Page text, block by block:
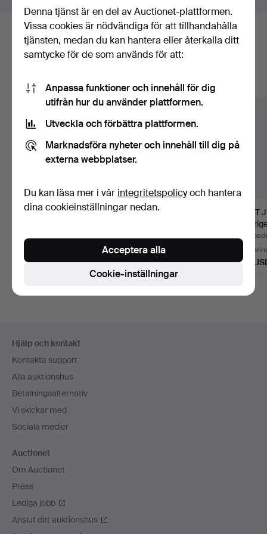
Här är föremål från vårt arkiv som
matchar din sökning
Visa alla föremål
MARIA BOCZEWSKA
Blomsterstill…
116 USD
FÅGELBAD, alabaster,
31 bud
359 USD
KURT
"Fran…
159
Hjälp och kontakt
Kontakta support
Alla auktionshus
Betalningsalternativ
Vi skickar med
Sociala medier
Auctionet
Om Auctionet
Press
Lediga jobb
Anslut ditt auktionshus
Denna tjänst är en del av Auctionet-plattformen.
Vissa cookies är nödvändiga för att tillhandahålla
tjänsten, medan du kan hantera eller återkalla ditt
samtycke för de som används för att:
Anpassa funktioner och innehåll för dig
utifrån hur du använder plattformen.
Utveckla och förbättra plattformen.
Marknadsföra nyheter och innehåll till dig på
externa webbplatser.
Du kan läsa mer i vår integritetspolicyoch hantera
dina cookieinställningar nedan.
Cookie-inställningar
Acceptera alla